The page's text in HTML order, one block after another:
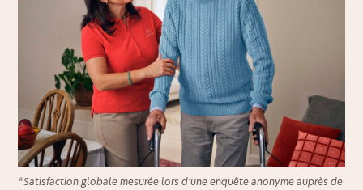
*Satisfaction globale mesurée lors d’une enquête anonyme auprès de